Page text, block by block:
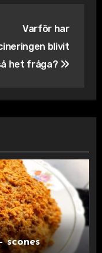
Varför har
blivit
het fråga?
scones